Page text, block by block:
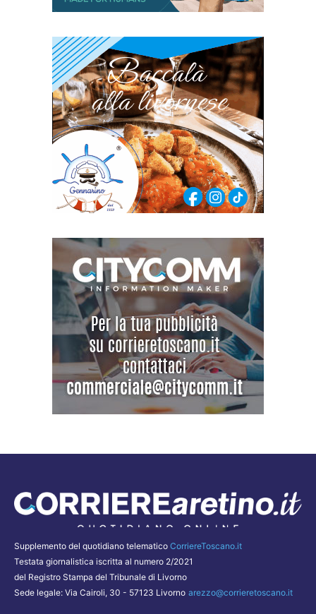
Supplemento del quotidiano telematico CorriereToscano.it
Testata giornalistica iscritta al numero 2/2021
del Registro Stampa del Tribunale di Livorno
Sede legale: Via Cairoli, 30 - 57123 Livorno arezzo@corrieretoscano.it